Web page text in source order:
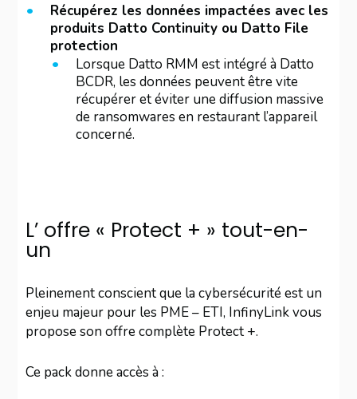
Récupérez les données impactées avec les
produits Datto Continuity ou Datto File
protection
Lorsque Datto RMM est intégré à Datto
BCDR, les données peuvent être vite
récupérer et éviter une diffusion massive
de ransomwares en restaurant l’appareil
concerné.
L’ offre « Protect + » tout-en-
un
Pleinement conscient que la cybersécurité est un
enjeu majeur pour les PME – ETI, InfinyLink vous
propose son offre complète Protect +.
Ce pack donne accès à :